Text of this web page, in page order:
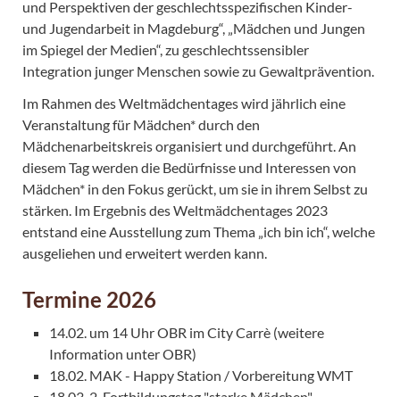
und Perspektiven der geschlechtsspezifischen Kinder-
und Jugendarbeit in Magdeburg“, „Mädchen und Jungen
im Spiegel der Medien“, zu geschlechtssensibler
Integration junger Menschen sowie zu Gewaltprävention.
Im Rahmen des Weltmädchentages wird jährlich eine
Veranstaltung für Mädchen* durch den
Mädchenarbeitskreis organisiert und durchgeführt. An
diesem Tag werden die Bedürfnisse und Interessen von
Mädchen* in den Fokus gerückt, um sie in ihrem Selbst zu
stärken. Im Ergebnis des Weltmädchentages 2023
entstand eine Ausstellung zum Thema „ich bin ich“, welche
ausgeliehen und erweitert werden kann.
Termine 2026
14.02. um 14 Uhr OBR im City Carrè (weitere
Information unter OBR)
18.02. MAK - Happy Station / Vorbereitung WMT